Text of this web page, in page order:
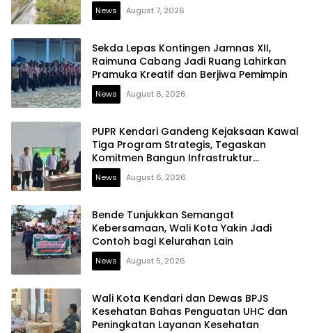
News August 7, 2026
Sekda Lepas Kontingen Jamnas XII,
Raimuna Cabang Jadi Ruang Lahirkan
Pramuka Kreatif dan Berjiwa Pemimpin
News August 6, 2026
PUPR Kendari Gandeng Kejaksaan Kawal
Tiga Program Strategis, Tegaskan
Komitmen Bangun Infrastruktur
Berintegritas
News August 6, 2026
Bende Tunjukkan Semangat
Kebersamaan, Wali Kota Yakin Jadi
Contoh bagi Kelurahan Lain
News August 5, 2026
Wali Kota Kendari dan Dewas BPJS
Kesehatan Bahas Penguatan UHC dan
Peningkatan Layanan Kesehatan